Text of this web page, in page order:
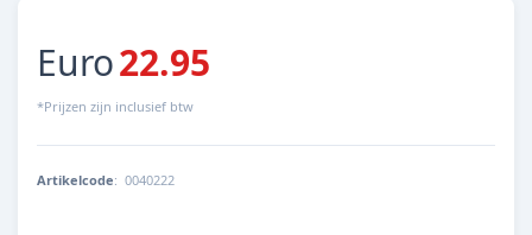
Euro22.95
*Prijzen zijn inclusief btw
Artikelcode: 0040222